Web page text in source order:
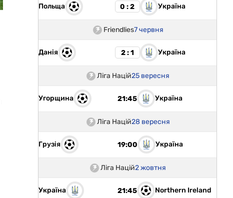
Польща 0 : 2 Україна
Friendlies7 червня
Данія 2 : 1 Україна
Ліга Націй25 вересня
Угорщина 21:45 Україна
Ліга Націй28 вересня
Грузія 19:00 Україна
Ліга Націй2 жовтня
Україна 21:45 Northern Ireland